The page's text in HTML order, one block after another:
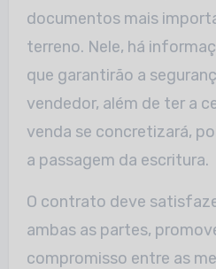
documentos mais
terreno. Nele, há
que garantirão a
vendedor, além de ter a
venda se concretizará,
a passagem da escritura.
O contrato deve
ambas as partes,
compromisso entre as